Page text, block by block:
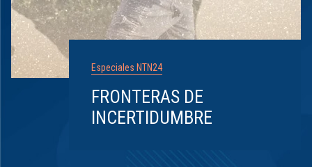
Especiales NTN24
FRONTERAS DE
INCERTIDUMBRE